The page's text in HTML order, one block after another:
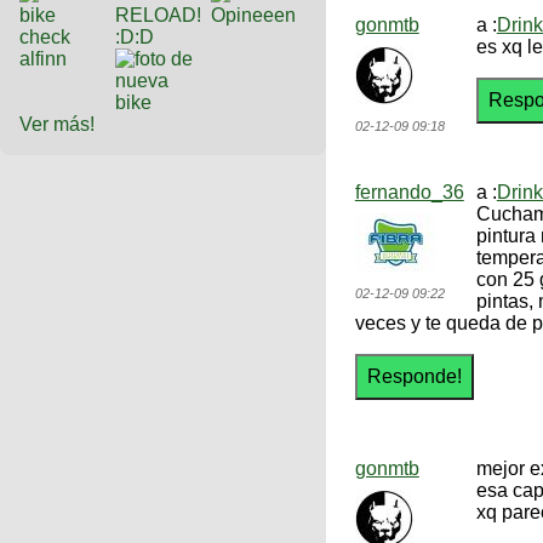
Ver más!
gonmtb
02-12-09 09:18
a :
es xq
fernando_36
02-12-09 09:22
a :
pintura
con 25
pintas,
veces y te queda de
gonmtb
mejor
esa
xq